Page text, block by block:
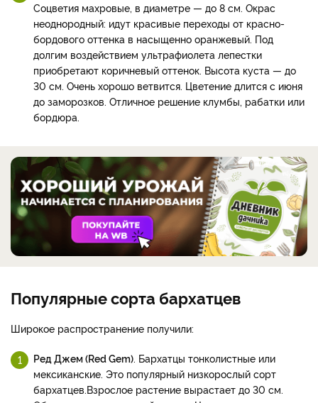
Соцветия махровые, в диаметре — до 8 см. Окрас
неоднородный: идут красивые переходы от красно-
бордового оттенка в насыщенно оранжевый. Под
долгим воздействием ультрафиолета лепестки
приобретают коричневый оттенок. Высота куста — до
30 см. Очень хорошо ветвится. Цветение длится с июня
до заморозков. Отличное решение клумбы, рабатки или
бордюра.
Популярные сорта бархатцев
Широкое распространение получили:
Ред Джем (Red Gem) . Бархатцы тонколистные или
мексиканские. Это популярный низкорослый сорт
бархатцев. Взрослое растение вырастает до 30 см.